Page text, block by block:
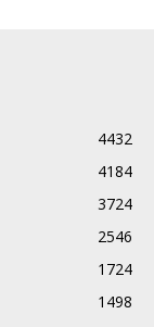
4432
4184
3724
2546
1724
1498